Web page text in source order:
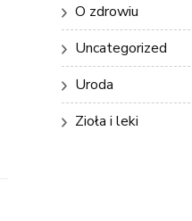
O zdrowiu
Uncategorized
Uroda
Zioła i leki